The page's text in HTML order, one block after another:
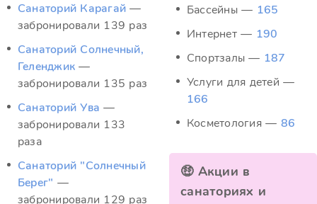
Санаторий Карагай —
забронировали 139 раз
Санаторий Солнечный,
Геленджик —
забронировали 135 раз
Санаторий Ува —
забронировали 133
раза
Санаторий "Солнечный
Берег" —
забронировали 129 раз
Бассейны — 165
Интернет — 190
Спортзалы — 187
Услуги для детей —
166
Косметология — 86
🤑 Акции в
санаториях и